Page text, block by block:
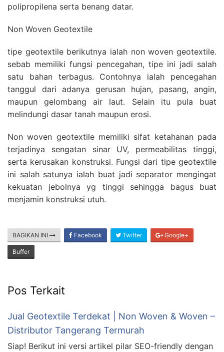
polipropilena serta benang datar.
Non Woven Geotextile
tipe geotextile berikutnya ialah non woven geotextile.
sebab memiliki fungsi pencegahan, tipe ini jadi salah
satu bahan terbagus. Contohnya ialah pencegahan
tanggul dari adanya gerusan hujan, pasang, angin,
maupun gelombang air laut. Selain itu pula buat
melindungi dasar tanah maupun erosi.
Non woven geotextile memiliki sifat ketahanan pada
terjadinya sengatan sinar UV, permeabilitas tinggi,
serta kerusakan konstruksi. Fungsi dari tipe geotextile
ini salah satunya ialah buat jadi separator mengingat
kekuatan jebolnya yg tinggi sehingga bagus buat
menjamin konstruksi utuh.
BAGIKAN INI Facebook Twitter Google+
Buffer
Pos Terkait
Jual Geotextile Terdekat | Non Woven & Woven –
Distributor Tangerang Termurah
Siap! Berikut ini versi artikel pilar SEO-friendly dengan